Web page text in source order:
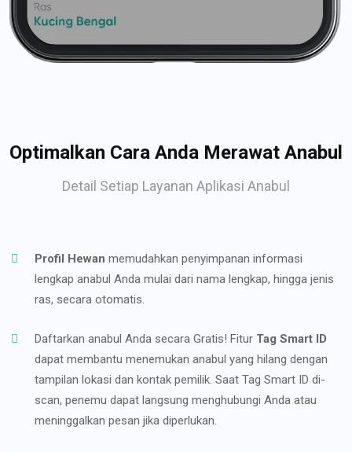
Optimalkan Cara Anda Merawat Anabul
Detail Setiap Layanan Aplikasi Anabul
Profil Hewan memudahkan penyimpanan informasi
lengkap anabul Anda mulai dari nama lengkap, hingga jenis
ras, secara otomatis.
Daftarkan anabul Anda secara Gratis! Fitur Tag Smart ID
dapat membantu menemukan anabul yang hilang dengan
tampilan lokasi dan kontak pemilik. Saat Tag Smart ID di-
scan, penemu dapat langsung menghubungi Anda atau
meninggalkan pesan jika diperlukan.